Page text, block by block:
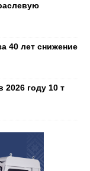
40 лет снижение
году 10 т